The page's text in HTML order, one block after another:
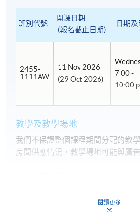
班別代號
開課日期
(報名截止日期)
日期及
2455-
1111AW
11 Nov 2026
(29 Oct 2026)
7:00 -
10:00
教學及教學場地
我們不保證整個課程期間分配的教
房間供應情況，教學場地可能與廣
閱讀更多